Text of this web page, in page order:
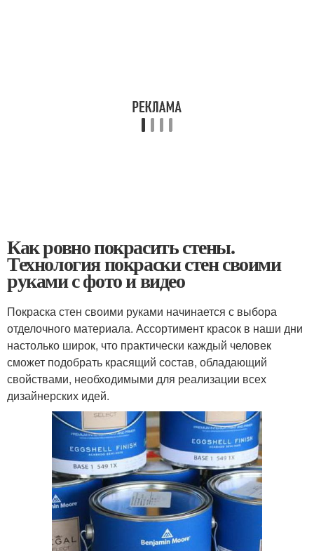
Как ровно покрасить стены.
Технология покраски стен своими
руками с фото и видео
Покраска стен своими руками начинается с выбора
отделочного материала. Ассортимент красок в наши дни
настолько широк, что практически каждый человек
сможет подобрать красящий состав, обладающий
свойствами, необходимыми для реализации всех
дизайнерских идей.